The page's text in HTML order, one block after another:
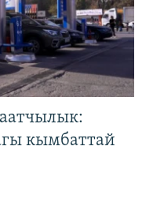
кымбаттай